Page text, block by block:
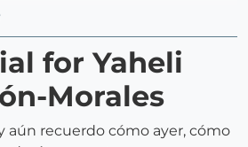
for Yaheli
Morales
aún recuerdo cómo ayer, cómo